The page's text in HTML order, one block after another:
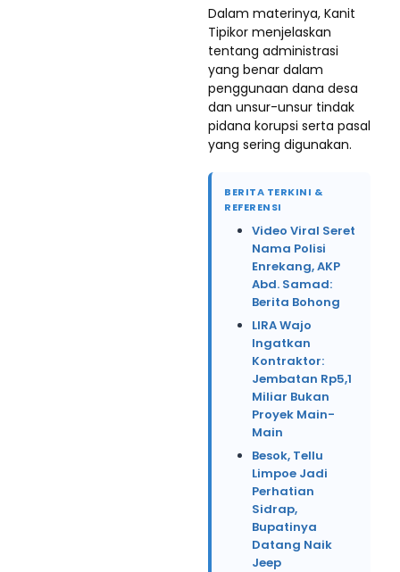
Dalam materinya, Kanit
Tipikor menjelaskan
tentang administrasi
yang benar dalam
penggunaan dana desa
dan unsur-unsur tindak
pidana korupsi serta pasal
yang sering digunakan.
BERITA TERKINI &
REFERENSI
Video Viral Seret
Nama Polisi
Enrekang, AKP
Abd. Samad:
Berita Bohong
LIRA Wajo
Ingatkan
Kontraktor:
Jembatan Rp5,1
Miliar Bukan
Proyek Main-
Main
Besok, Tellu
Limpoe Jadi
Perhatian
Sidrap,
Bupatinya
Datang Naik
Jeep